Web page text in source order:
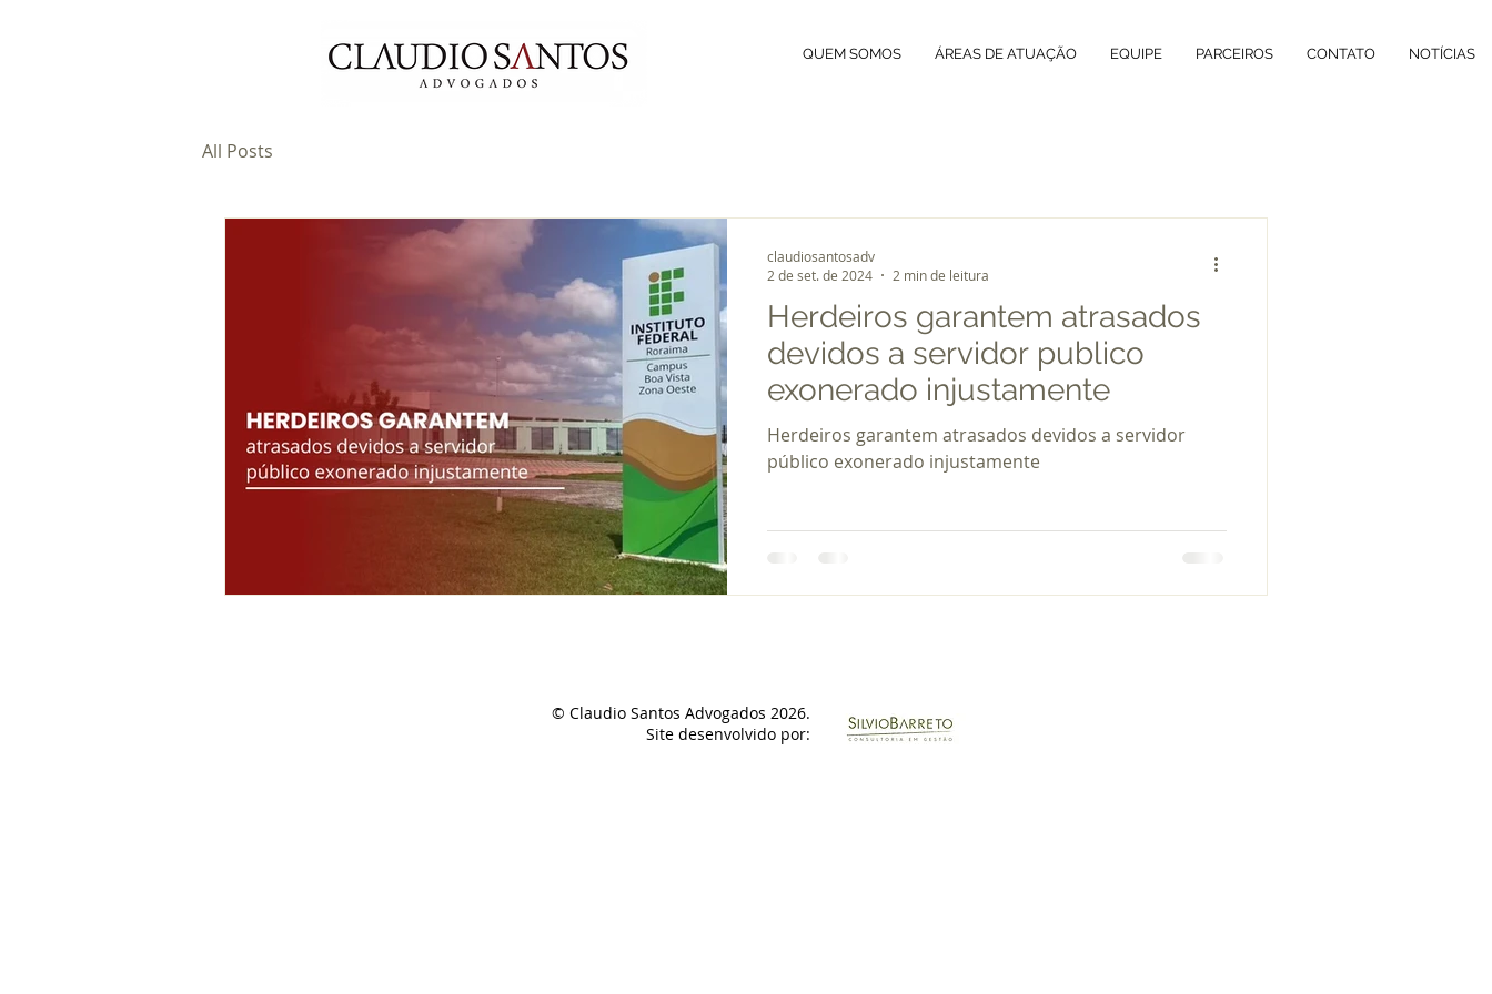
QUEM SOMOS ÁREAS DE ATUAÇÃO EQUIPE PARCEIROS CONTATO NOTÍCIAS
All Posts
Herdeiros garantem atrasados
devidos a servidor publico
exonerado injustamente
Herdeiros garantem atrasados devidos a servidor
público exonerado injustamente
claudiosantosadv
2 de set. de 2024
2 min de leitura
© Claudio Santos Advogados 2026.
Site desenvolvido por: